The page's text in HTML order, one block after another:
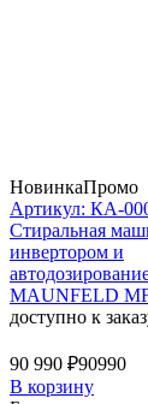
НовинкаПромо
Артикул: КА-
Стиральная
инвертором и
MAUNFELD
доступно к
90 990 ₽90990
В корзину